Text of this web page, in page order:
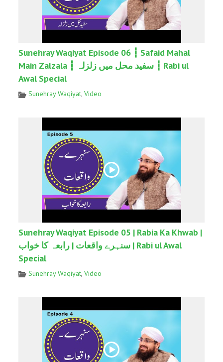
Sunehray Waqiyat Episode 06 ┇ Safaid Mahal
Main Zalzala ┇ سفید محل میں زلزلہ ┇ Rabi ul
Awal Special
Sunehray Waqiyat, Video
Sunehray Waqiyat Episode 05 | Rabia Ka Khwab |
سنہرے واقعات | رابعہ کا خواب | Rabi ul Awal
Special
Sunehray Waqiyat, Video